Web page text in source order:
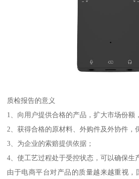
质检报告的意义
1、向用户提供合格的产品，扩大市场份额
2、获得合格的原材料、外购件及外协件，
3、为企业的索赔提供依据；
4、使工艺过程处于受控状态，可以确保生
由于电商平台对产品的质量越来越重视，